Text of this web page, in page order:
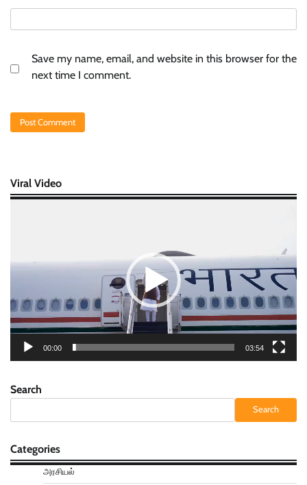
Save my name, email, and website in this browser for the
next time I comment.
Viral Video
00:00 03:54
Search
Search
Categories
அரசியல்